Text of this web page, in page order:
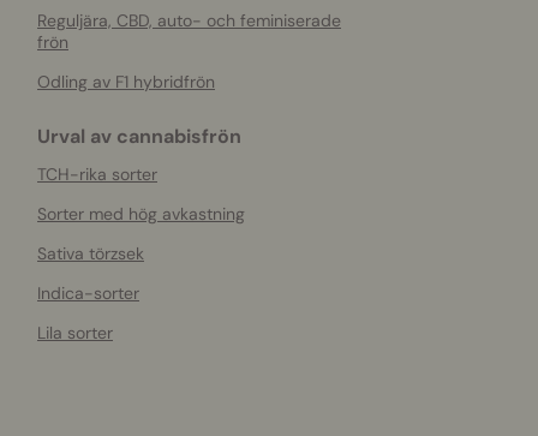
Reguljära, CBD, auto- och feminiserade
frön
Odling av F1 hybridfrön
Urval av cannabisfrön
TCH-rika sorter
Sorter med hög avkastning
Sativa törzsek
Indica-sorter
Lila sorter